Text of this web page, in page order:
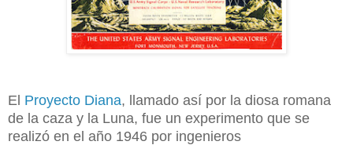
El Proyecto Diana, llamado así por la diosa romana
de la caza y la Luna, fue un experimento que se
realizó en el año 1946 por ingenieros